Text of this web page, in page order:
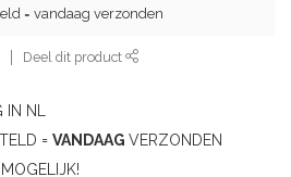
= vandaag verzonden
Deel dit product
NL
= VANDAAG VERZONDEN